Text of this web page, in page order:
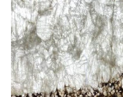
特殊 / 石材色系